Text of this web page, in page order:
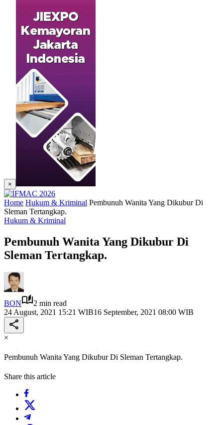
×
Home Hukum & Kriminal Pembunuh Wanita Yang Dikubur Di
Sleman Tertangkap.
Hukum & Kriminal
Pembunuh Wanita Yang Dikubur Di
Sleman Tertangkap.
BON
2 min read
24 August, 2021 15:21 WIB16 September, 2021 08:00 WIB
×
Pembunuh Wanita Yang Dikubur Di Sleman Tertangkap.
Share this article